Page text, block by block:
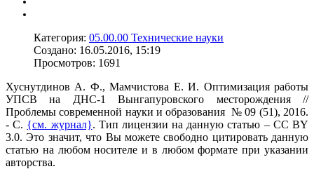
Категория: 05.00.00 Технические науки
Создано: 16.05.2016, 15:19
Просмотров: 1691
Хуснутдинов А. Ф., Мамчистова Е. И. Оптимизация работы
УПСВ на ДНС-1 Вынгапуровского месторождения //
Проблемы современной науки и образования № 09 (51), 2016.
- С. {см. журнал}. Тип лицензии на данную статью – CC BY
3.0. Это значит, что Вы можете свободно цитировать данную
статью на любом носителе и в любом формате при указании
авторства.